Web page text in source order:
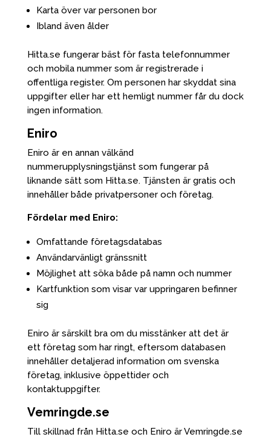
Karta över var personen bor
Ibland även ålder
Hitta.se fungerar bäst för fasta telefonnummer
och mobila nummer som är registrerade i
offentliga register. Om personen har skyddat sina
uppgifter eller har ett hemligt nummer får du dock
ingen information.
Eniro
Eniro är en annan välkänd
nummerupplysningstjänst som fungerar på
liknande sätt som Hitta.se. Tjänsten är gratis och
innehåller både privatpersoner och företag.
Fördelar med Eniro:
Omfattande företagsdatabas
Användarvänligt gränssnitt
Möjlighet att söka både på namn och nummer
Kartfunktion som visar var uppringaren befinner
sig
Eniro är särskilt bra om du misstänker att det är
ett företag som har ringt, eftersom databasen
innehåller detaljerad information om svenska
företag, inklusive öppettider och
kontaktuppgifter.
Vemringde.se
Till skillnad från Hitta.se och Eniro är Vemringde.se